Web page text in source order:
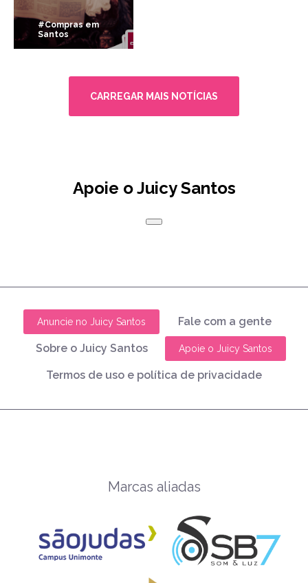
#Compras em
Santos
CARREGAR MAIS NOTÍCIAS
Apoie o Juicy Santos
Anuncie no Juicy Santos Fale com a gente
Sobre o Juicy Santos Apoie o Juicy Santos
Termos de uso e política de privacidade
Marcas aliadas